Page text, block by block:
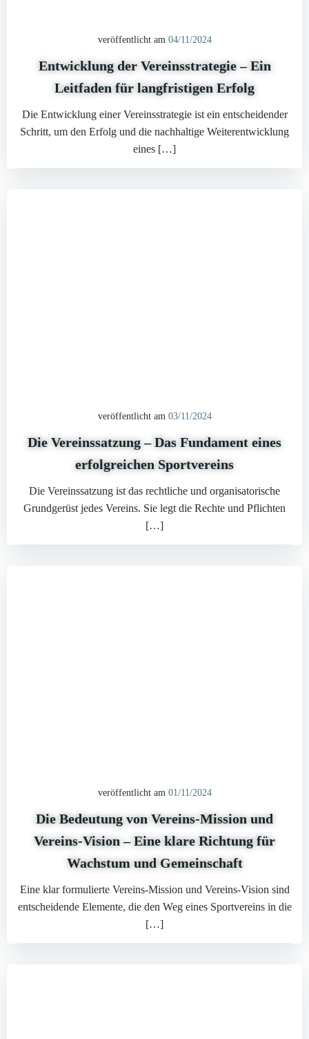
veröffentlicht am 04/11/2024
Entwicklung der Vereinsstrategie – Ein
Leitfaden für langfristigen Erfolg
Die Entwicklung einer Vereinsstrategie ist ein entscheidender
Schritt, um den Erfolg und die nachhaltige Weiterentwicklung
eines […]
veröffentlicht am 03/11/2024
Die Vereinssatzung – Das Fundament eines
erfolgreichen Sportvereins
Die Vereinssatzung ist das rechtliche und organisatorische
Grundgerüst jedes Vereins. Sie legt die Rechte und Pflichten
[…]
veröffentlicht am 01/11/2024
Die Bedeutung von Vereins-Mission und
Vereins-Vision – Eine klare Richtung für
Wachstum und Gemeinschaft
Eine klar formulierte Vereins-Mission und Vereins-Vision sind
entscheidende Elemente, die den Weg eines Sportvereins in die
[…]